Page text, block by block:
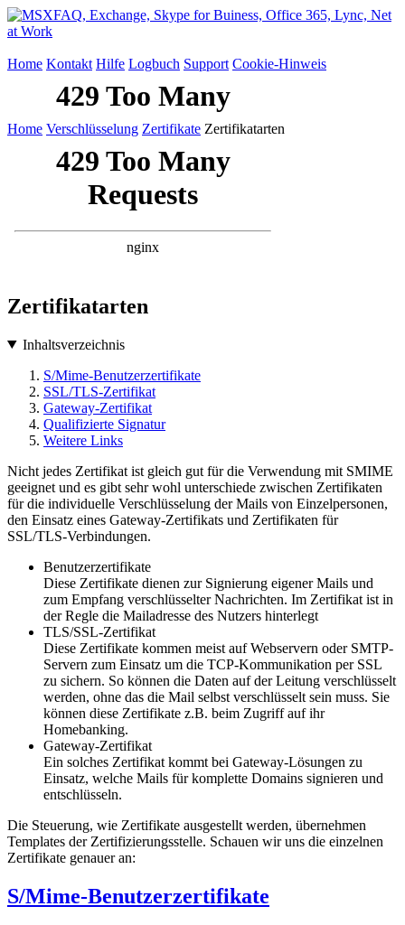
Home Kontakt Hilfe Logbuch Support Cookie-Hinweis
Home Verschlüsselung Zertifikate Zertifikatarten
Zertifikatarten
Inhaltsverzeichnis
S/Mime-Benutzerzertifikate
SSL/TLS-Zertifikat
Gateway-Zertifikat
Qualifizierte Signatur
Weitere Links
Nicht jedes Zertifikat ist gleich gut für die Verwendung mit SMIME
geeignet und es gibt sehr wohl unterschiede zwischen Zertifikaten
für die individuelle Verschlüsselung der Mails von Einzelpersonen,
den Einsatz eines Gateway-Zertifikats und Zertifikaten für
SSL/TLS-Verbindungen.
Benutzerzertifikate
Diese Zertifikate dienen zur Signierung eigener Mails und
zum Empfang verschlüsselter Nachrichten. Im Zertifikat ist in
der Regle die Mailadresse des Nutzers hinterlegt
TLS/SSL-Zertifikat
Diese Zertifikate kommen meist auf Webservern oder SMTP-
Servern zum Einsatz um die TCP-Kommunikation per SSL
zu sichern. So können die Daten auf der Leitung verschlüsselt
werden, ohne das die Mail selbst verschlüsselt sein muss. Sie
können diese Zertifikate z.B. beim Zugriff auf ihr
Homebanking.
Gateway-Zertifikat
Ein solches Zertifikat kommt bei Gateway-Lösungen zu
Einsatz, welche Mails für komplette Domains signieren und
entschlüsseln.
Die Steuerung, wie Zertifikate ausgestellt werden, übernehmen
Templates der Zertifizierungsstelle. Schauen wir uns die einzelnen
Zertifikate genauer an:
S/Mime-Benutzerzertifikate